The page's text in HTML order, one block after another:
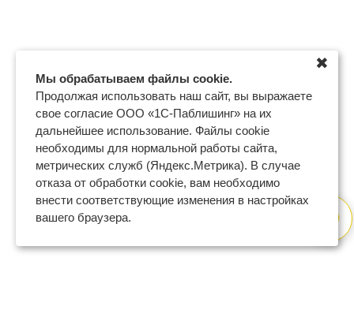
Мы обрабатываем файлы cookie.
Продолжая использовать наш сайт, вы выражаете
свое согласие ООО «1С-Паблишинг» на их
дальнейшее использование. Файлы cookie
необходимы для нормальной работы сайта,
метрических служб (Яндекс.Метрика). В случае
отказа от обработки cookie, вам необходимо
внести соответствующие изменения в настройках
вашего браузера.
✖